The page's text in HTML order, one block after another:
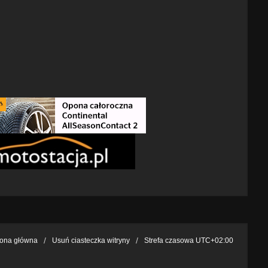
główna Usuń ciasteczka witryny Strefa czasowa UTC+02:00